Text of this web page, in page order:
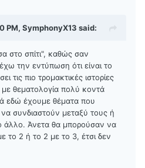
PM, SymphonyX13 said:
στο σπίτι", καθώς σαν
την εντύπωση ότι είναι το
τις πιο τρομακτικές ιστορίες
με θεματολογία πολύ κοντά
εδώ έχουμε θέματα που
συνδιαστούν μεταξύ τους ή
άλλο. Άνετα θα μπορούσαν να
το 2 ή το 2 με το 3, έτσι δεν